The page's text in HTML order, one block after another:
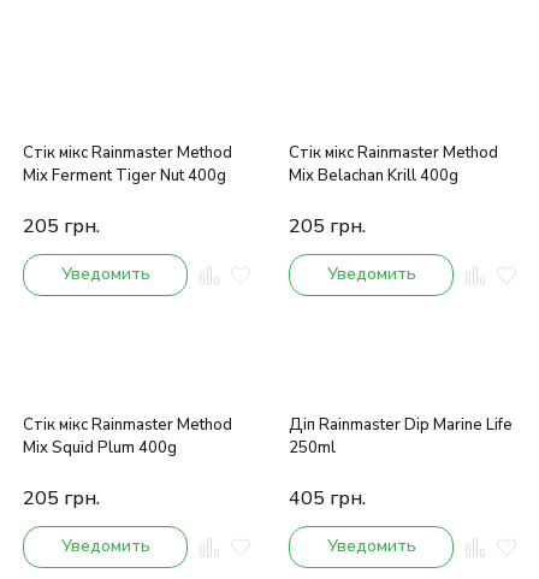
Стік мікс Rainmaster Method
Mix Ferment Tiger Nut 400g
205 грн.
Уведомить
Стік мікс Rainmaster Method
Mix Belachan Krill 400g
205 грн.
Уведомить
Стік мікс Rainmaster Method
Mix Squid Plum 400g
205 грн.
Уведомить
Діп Rainmaster Dip Marine Life
250ml
405 грн.
Уведомить